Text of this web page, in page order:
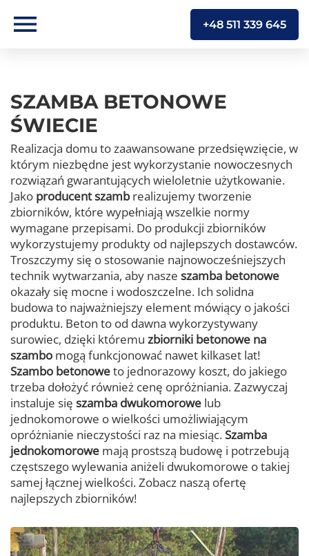
+48 511 339 645
SZAMBA BETONOWE
ŚWIECIE
Realizacja domu to zaawansowane przedsięwzięcie, w
którym niezbędne jest wykorzystanie nowoczesnych
rozwiązań gwarantujących wieloletnie użytkowanie.
Jako producent szamb realizujemy tworzenie
zbiorników, które wypełniają wszelkie normy
wymagane przepisami. Do produkcji zbiorników
wykorzystujemy produkty od najlepszych dostawców.
Troszczymy się o stosowanie najnowocześniejszych
technik wytwarzania, aby nasze szamba betonowe
okazały się mocne i wodoszczelne. Ich solidna
budowa to najważniejszy element mówiący o jakości
produktu. Beton to od dawna wykorzystywany
surowiec, dzięki któremu zbiorniki betonowe na
szambo mogą funkcjonować nawet kilkaset lat!
Szambo betonoweto jednorazowy koszt, do jakiego
trzeba dołożyć również cenę opróżniania. Zazwyczaj
instaluje się szamba dwukomorowe lub
jednokomorowe o wielkości umożliwiającym
opróżnianie nieczystości raz na miesiąc.Szamba
jednokomorowe mają prostszą budowę i potrzebują
częstszego wylewania aniżeli dwukomorowe o takiej
samej łącznej wielkości. Zobacz naszą ofertę
najlepszych zbiorników!